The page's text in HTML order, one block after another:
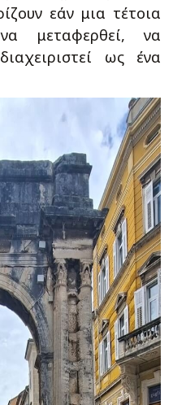
εάν μια τέτοια
μεταφερθεί, να
ως ένα